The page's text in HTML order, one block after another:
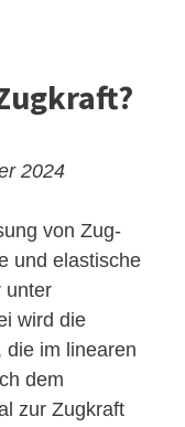
2024
von Zug-
und elastische
unter
wird die
die im linearen
dem
zur Zugkraft